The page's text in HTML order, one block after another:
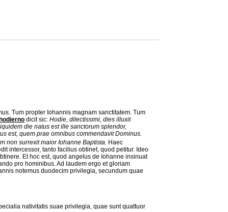
Tum propter Iohannis magnam sanctitatem. Tum
dicit sic:Hodie, dilectissimi, dies illuxit
die natus est ille sanctorum splendor,
est, quem prae omnibus commendavit Dominus.
non surrexit maior Iohanne Baptista. Haec
intercessor, tanto facilius obtinet, quod petitur. Ideo
Et hoc est, quod angelus de Iohanne insinuat
pro hominibus. Ad laudem ergo et gloriam
notemus duodecim privilegia, secundum quae
nativitatis suae privilegia, quae sunt quattuor